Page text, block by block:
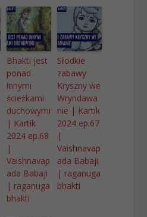
Bhakti jest
ponad
innymi
ścieżkami
duchowymi
| Kartik
2024 ep.68
|
Vaishnavap
ada Babaji
| raganuga
bhakti
Słodkie
zabawy
Kryszny we
Wryndawa
nie | Kartik
2024 ep.67
|
Vaishnavap
ada Babaji
| raganuga
bhakti